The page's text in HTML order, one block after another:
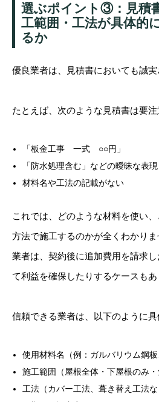
選ぶポイント③：見積
工範囲・工法が具体的
るか
優良業者は、見積書においても誠実
たとえば、次のような見積書は要注
「板金工事 一式 ○○円」
「防水処理含む」などの曖昧な表現
材料名や工法の記載がない
これでは、どのような材料を使い
方法で施工するのかが全くわかり
業者は、契約後に追加費用を請求
て利益を確保したりするケースもあ
信頼できる業者は、以下のように具
使用材料名（例：ガルバリウム鋼板
施工範囲（屋根全体・下屋根のみ・
工法（カバー工法、葺き替え工法な